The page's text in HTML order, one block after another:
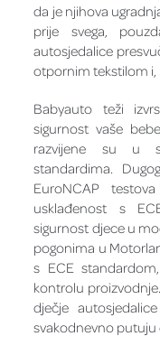
da je njihova
prije svega,
autosjedalice
otpornim tekstilom i,
Babyauto teži
sigurnost vaše
razvijene su u
standardima.
EuroNCAP
usklađenost s
sigurnost djece u
pogonima u
s ECE
kontrolu
dječje
svakodnevno